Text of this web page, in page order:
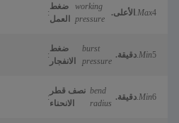
4
Max. الأعلى.
working
pressure
ضغط
العمل
:
5
Min. دقيقة.
burst
pressure
ضغط
الانفجار
:
6
Min. دقيقة.
bend
radius
نصف قطر
الانحناء
: